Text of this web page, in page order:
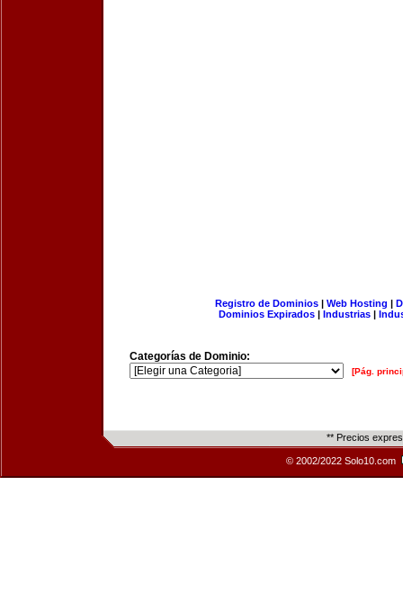
Registro de Dominios| Web Hosting |
Dominios Expirados | Industrias |
Categorías de Dominio:
[Pág.
** Precios
© 2002/2022 Solo10.com